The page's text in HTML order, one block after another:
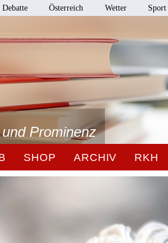
Debatte Österreich Wetter Sport
Prominenz
SHOP ARCHIV RKH